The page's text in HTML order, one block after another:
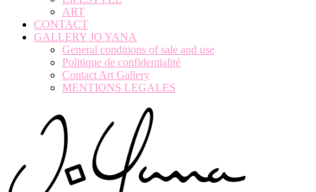
ART
CONTACT
GALLERY JO YANA
General conditions of sale and use
Politique de confidentialité
Contact Art Gallery
MENTIONS LEGALES